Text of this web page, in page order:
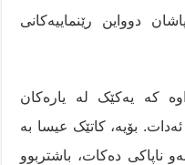
دوواین رێنماییەکانی
کە یەکێک لە یارەکان
بۆیە، کاتێک عیسا بە
ناپاکی دەکات، باشتربوو